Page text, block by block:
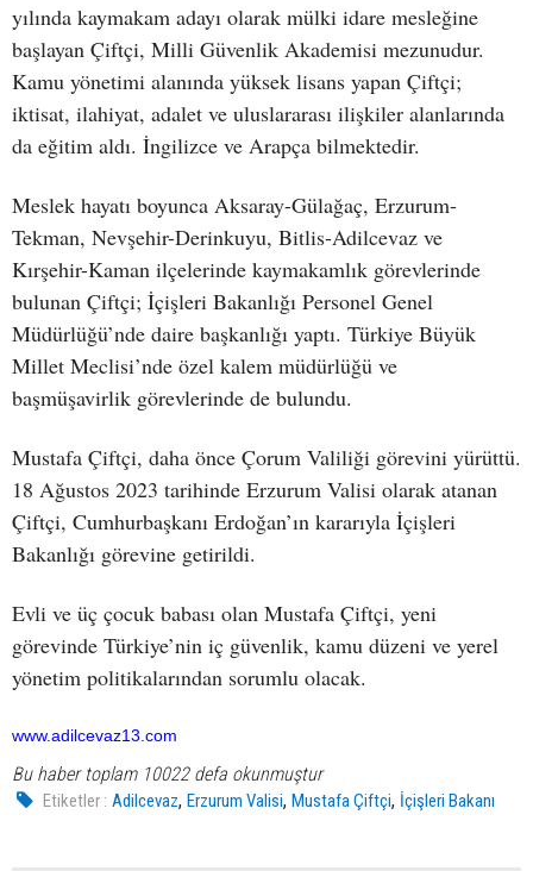
yılında kaymakam adayı olarak mülki idare mesleğine
başlayan Çiftçi, Milli Güvenlik Akademisi mezunudur.
Kamu yönetimi alanında yüksek lisans yapan Çiftçi;
iktisat, ilahiyat, adalet ve uluslararası ilişkiler alanlarında
da eğitim aldı. İngilizce ve Arapça bilmektedir.
Meslek hayatı boyunca Aksaray-Gülağaç, Erzurum-
Tekman, Nevşehir-Derinkuyu, Bitlis-Adilcevaz ve
Kırşehir-Kaman ilçelerinde kaymakamlık görevlerinde
bulunan Çiftçi; İçişleri Bakanlığı Personel Genel
Müdürlüğü’nde daire başkanlığı yaptı. Türkiye Büyük
Millet Meclisi’nde özel kalem müdürlüğü ve
başmüşavirlik görevlerinde de bulundu.
Mustafa Çiftçi, daha önce Çorum Valiliği görevini yürüttü.
18 Ağustos 2023 tarihinde Erzurum Valisi olarak atanan
Çiftçi, Cumhurbaşkanı Erdoğan’ın kararıyla İçişleri
Bakanlığı görevine getirildi.
Evli ve üç çocuk babası olan Mustafa Çiftçi, yeni
görevinde Türkiye’nin iç güvenlik, kamu düzeni ve yerel
yönetim politikalarından sorumlu olacak.
www.adilcevaz13.com
Bu haber toplam 10022 defa okunmuştur
Etiketler : Adilcevaz,Erzurum Valisi,Mustafa Çiftçi, İçişleri Bakanı